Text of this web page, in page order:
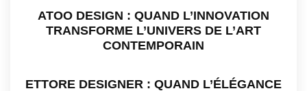
ATOO DESIGN : QUAND L’INNOVATION
TRANSFORME L’UNIVERS DE L’ART
CONTEMPORAIN
ETTORE DESIGNER : QUAND L’ÉLÉGANCE